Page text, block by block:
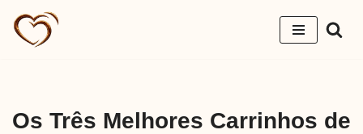
Pular
Os Três Melhores Carrinhos de